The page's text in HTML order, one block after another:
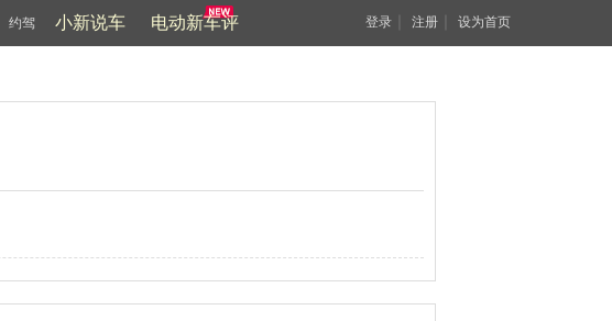
约驾 小新说车 电动新车评 登录 注册 设为首页